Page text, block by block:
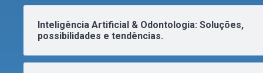
Inteligência Artificial & Odontologia: Soluções,
possibilidades e tendências.